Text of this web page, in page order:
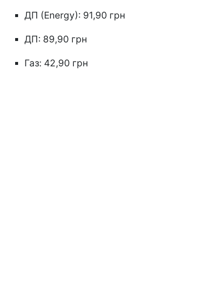
ДП (Energy): 91,90 грн
ДП: 89,90 грн
Газ: 42,90 грн